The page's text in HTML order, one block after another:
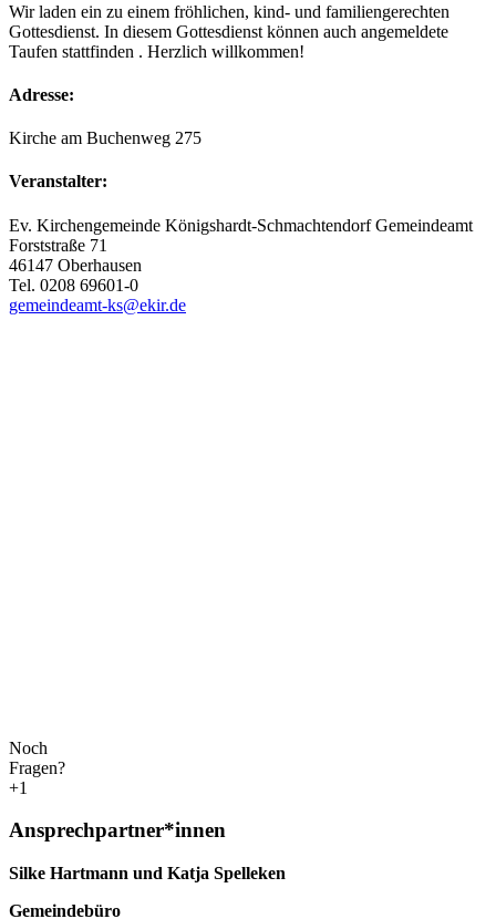
Wir laden ein zu einem fröhlichen, kind- und familiengerechten
Gottesdienst. In diesem Gottesdienst können auch angemeldete
Taufen stattfinden . Herzlich willkommen!
Adresse:
Kirche am Buchenweg 275
Veranstalter:
Ev. Kirchengemeinde Königshardt-Schmachtendorf Gemeindeamt
Forststraße 71
46147 Oberhausen
Tel. 0208 69601-0
gemeindeamt-ks@ekir.de
Noch
Fragen?
+1
Ansprechpartner*innen
Silke Hartmann und Katja Spelleken
Gemeindebüro